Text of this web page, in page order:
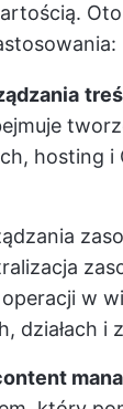
hosting i
w
działach i